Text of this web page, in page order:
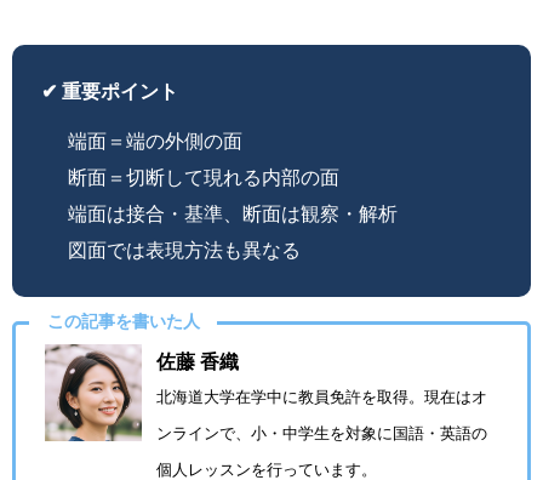
✔ 重要ポイント
端面＝端の外側の面
断面＝切断して現れる内部の面
端面は接合・基準、断面は観察・解析
図面では表現方法も異なる
この記事を書いた人
佐藤 香織
北海道大学在学中に教員免許を取得。現在はオ
ンラインで、小・中学生を対象に国語・英語の
個人レッスンを行っています。